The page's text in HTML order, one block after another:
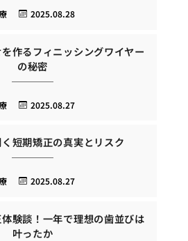
2025.08.28
作るフィニッシングワイヤー
の秘密
2025.08.27
短期矯正の真実とリスク
2025.08.27
験談！一年で理想の歯並びは
叶ったか